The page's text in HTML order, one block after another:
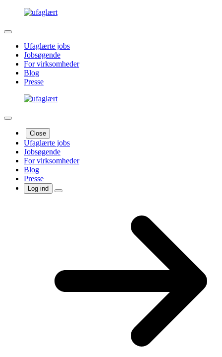
Ufaglærte jobs
Jobsøgende
For virksomheder
Blog
Presse
Close
Ufaglærte jobs
Jobsøgende
For virksomheder
Blog
Presse
Log ind